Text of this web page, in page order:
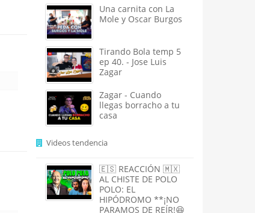
Una carnita con La
Mole y Oscar Burgos
Tirando Bola temp 5
ep 40. - Jose Luis
Zagar
Zagar - Cuando
llegas borracho a tu
casa
Videos tendencia
🇪🇸 REACCIÓN 🇲🇽
AL CHISTE DE POLO
POLO: EL
HIPÓDROMO **¡NO
PARAMOS DE REÍR!😆